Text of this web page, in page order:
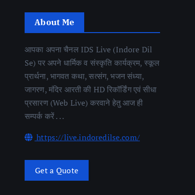
About Me
आपका अपना चैनल IDS Live (Indore Dil
Se) पर अपने धार्मिक व संस्कृति कार्यक्रम, स्कूल
प्रार्थना, भागवत कथा, सत्संग, भजन संध्या,
जागरण, मंदिर आरती की HD रिकॉर्डिंग एवं सीधा
प्रसारण (Web Live) करवाने हेतु आज ही
सम्पर्क करें . . .
https://live.indoredilse.com/
Get a Quote